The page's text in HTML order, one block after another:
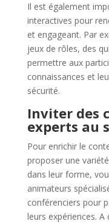
Il est également
interactives pour
et engageant. Par
jeux de rôles, des
permettre aux
connaissances et
sécurité.
Inviter des
experts au
Pour enrichir le
proposer une
dans leur forme,
animateurs
conférenciers pour
leurs expériences. A